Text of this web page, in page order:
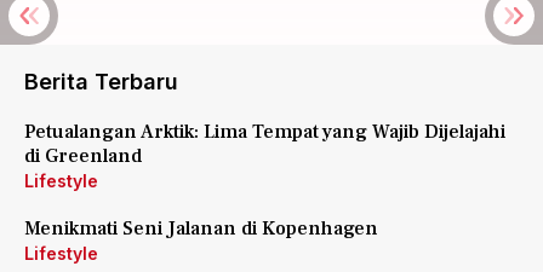
Berita Terbaru
Petualangan Arktik: Lima Tempat yang Wajib Dijelajahi
di Greenland
Lifestyle
Menikmati Seni Jalanan di Kopenhagen
Lifestyle